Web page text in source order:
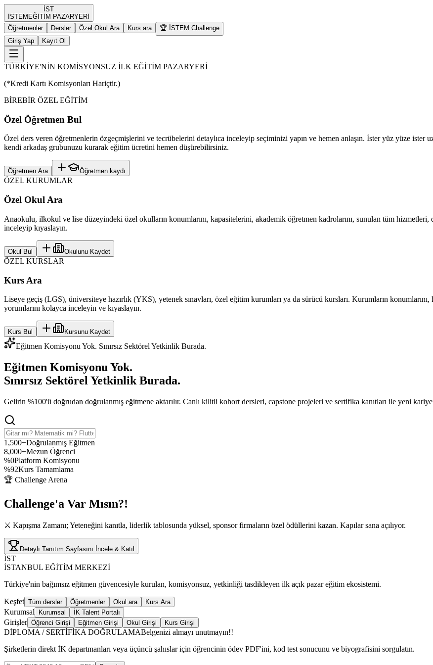
İST
İSTEM EĞİTİM PAZARYERİ
Öğretmenler
Dersler Özel Okul Ara Kurs ara
🏆 İSTEM Challenge
Giriş Yap
Kayıt Ol
TÜRKİYE'NİN KOMİSYONSUZ İLK EĞİTİM PAZARYERİ
(*Kredi Kartı Komisyonları Hariçtir.)
BİREBİR ÖZEL EĞİTİM
Özel Öğretmen Bul
Özel ders veren öğretmenlerin özgeçmişlerini ve tecrübelerini detaylıca inceleyip seçiminizi yapın ve hemen anlaşın. İster yüz yüze ister
kendi arkadaş grubunuzu kurarak eğitim ücretini hemen düşürebilirsiniz.
Öğretmen Ara Öğretmen kaydı
ÖZEL KURUMLAR
Özel Okul Ara
Anaokulu, ilkokul ve lise düzeyindeki özel okulların konumlarını, kapasitelerini, akademik öğretmen kadrolarını, sunulan tüm hizmetleri,
inceleyip kıyaslayın.
Okul Bul Okulunu Kaydet
ÖZEL KURSLAR
Kurs Ara
Liseye geçiş (LGS), üniversiteye hazırlık (YKS), yetenek sınavları, özel eğitim kurumları ya da sürücü kursları. Kurumların
yorumlarını kolayca inceleyin ve kıyaslayın.
Kurs Bul Kursunu Kaydet
Eğitmen Komisyonu Yok. Sınırsız Sektörel Yetkinlik Burada.
Eğitmen Komisyonu Yok.
Sınırsız Sektörel YetkinlikBurada.
Gelirin %100'ü doğrudan doğrulanmış eğitmene aktarılır. Canlı kilitli kohort dersleri, capstone projeleri ve sertifika kanıtları ile yeni
1,500+Doğrulanmış Eğitmen
8,000+Mezun Öğrenci
%0Platform Komisyonu
%92Kurs Tamamlama
🏆 Challenge Arena
Challenge'a Var Mısın?!
⚔️ Kapışma Zamanı; Yeteneğini kanıtla, liderlik tablosunda yüksel, sponsor firmaların özel ödüllerini kazan. Kapılar sana açılıyor.
Detaylı Tanıtım Sayfasını İncele & Katıl
İST
İSTANBUL EĞİTİM MERKEZİ
Türkiye'nin bağımsız eğitmen güvencesiyle kurulan, komisyonsuz, yetkinliği tasdikleyen ilk açık pazar eğitim ekosistemi.
Keşfet Tüm dersler Öğretmenler Okul ara Kurs Ara
Kurumsal Kurumsal İK Talent Portalı
Girişler Öğrenci Girişi Eğitmen Girişi Okul Girişi Kurs Girişi
DİPLOMA / SERTİFİKA DOĞRULAMABelgenizi almayı unutmayın!!
Şirketlerin direkt İK departmanları veya üçüncü şahıslar için öğrencinin ödev PDF'ini, kod test sonucunu ve biyografisini sorgulatın.